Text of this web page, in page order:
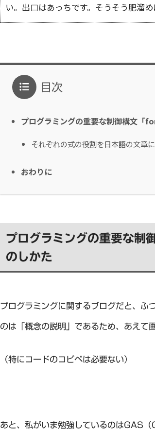
い。出口はあっちです。そうそう肥溜
目次
プログラミングの重要な制御構文「
それぞれの式の役割を日本語の文章
おわりに
プログラミングの重要な制
のしかた
プログラミングに関するブログだと、ふ
のは「概念の説明」であるため、あえて
（特にコードのコピペは必要ない）
あと、私がいま勉強しているのはGAS